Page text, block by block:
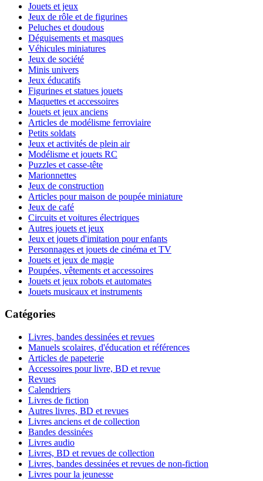
Jouets et jeux
Jeux de rôle et de figurines
Peluches et doudous
Déguisements et masques
Véhicules miniatures
Jeux de société
Minis univers
Jeux éducatifs
Figurines et statues jouets
Maquettes et accessoires
Jouets et jeux anciens
Articles de modélisme ferroviaire
Petits soldats
Jeux et activités de plein air
Modélisme et jouets RC
Puzzles et casse-tête
Marionnettes
Jeux de construction
Articles pour maison de poupée miniature
Jeux de café
Circuits et voitures électriques
Autres jouets et jeux
Jeux et jouets d'imitation pour enfants
Personnages et jouets de cinéma et TV
Jouets et jeux de magie
Poupées, vêtements et accessoires
Jouets et jeux robots et automates
Jouets musicaux et instruments
Catégories
Livres, bandes dessinées et revues
Manuels scolaires, d'éducation et références
Articles de papeterie
Accessoires pour livre, BD et revue
Revues
Calendriers
Livres de fiction
Autres livres, BD et revues
Livres anciens et de collection
Bandes dessinées
Livres audio
Livres, BD et revues de collection
Livres, bandes dessinées et revues de non-fiction
Livres pour la jeunesse